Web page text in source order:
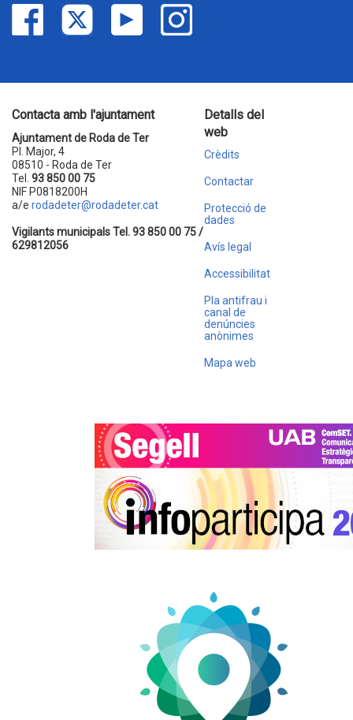
Contacta amb l'ajuntament
Ajuntament de Roda de Ter
Pl. Major, 4
08510 - Roda de Ter
Tel. 93 850 00 75
NIF P0818200H
a/e rodadeter@rodadeter.cat
Vigilants municipals Tel. 93 850 00 75 /
629812056
Detalls del
web
Crèdits
Contactar
Protecció de
dades
Avís legal
Accessibilitat
Pla antifrau i
canal de
denúncies
anònimes
Mapa web